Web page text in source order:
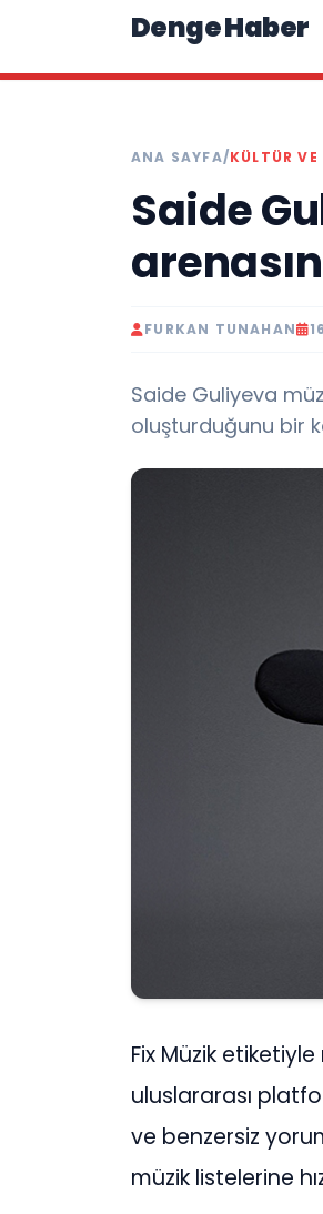
Denge Haber
ANA SAYFA/KÜLTÜR
Saide
FURKAN TUNAHAN
Saide Guliyeva
oluşturduğunu bir
Fix Müzik
uluslararası
ve benzersiz
müzik listelerine